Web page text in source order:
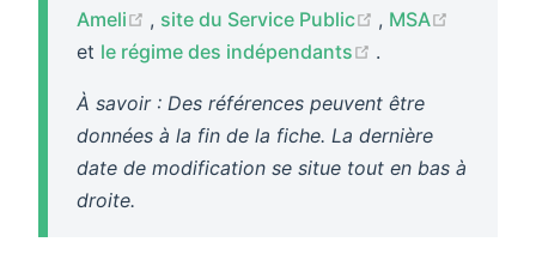
Ameli
(opens new window)
, site du Service Public (opens new
, MSA
et le régime des indépendants .
À savoir : Des références peuvent être
données à la fin de la fiche. La dernière
date de modification se situe tout en bas à
droite.